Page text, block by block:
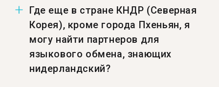
знающих нидерландский и доступных для
языкового обмена — 1.
Где еще в стране КНДР (Северная
Корея), кроме города Пхеньян, я
могу найти партнеров для
языкового обмена, знающих
нидерландский?